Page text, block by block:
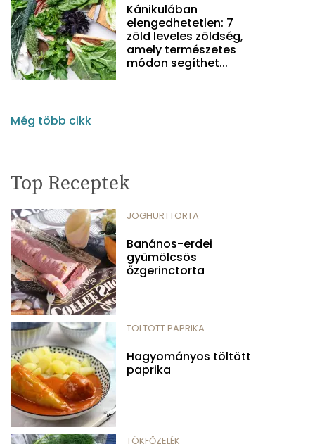
Kánikulában
elengedhetetlen: 7
zöld leveles zöldség,
amely természetes
módon segíthet...
Még több cikk
Top Receptek
JOGHURTTORTA
Banános-erdei
gyümölcsös
őzgerinctorta
TÖLTÖTT PAPRIKA
Hagyományos töltött
paprika
TÖKFŐZELÉK